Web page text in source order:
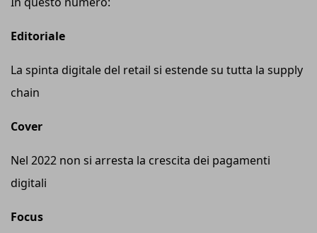
Editoriale
La spinta digitale del retail si estende su tutta la supply
chain
Cover
Nel 2022 non si arresta la crescita dei pagamenti
digitali
Focus